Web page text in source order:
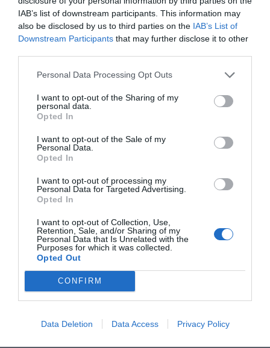
IAB’s list of downstream participants. This information may
also be disclosed by us to third parties on the IAB’s List of
Downstream Participants that may further disclose it to other
Personal Data Processing Opt Outs
I want to opt-out of the Sharing of my
personal data.
Opted In
I want to opt-out of the Sale of my
Personal Data.
Opted In
I want to opt-out of processing my
Personal Data for Targeted Advertising.
Opted In
I want to opt-out of Collection, Use,
Retention, Sale, and/or Sharing of my
Personal Data that Is Unrelated with the
Purposes for which it was collected.
Opted Out
CONFIRM
Data Deletion Data Access Privacy Policy
normativa urbanística valenciana (TRLOTUP) permet
de forma excepcional per la seua idoneïtat funcional i
El projecte tècnic presentat als grups municipals
contempla la construcció d'un tanatori-crematori
íntegrament en planta baixa, amb una superfície
disposarà de sales de vetla, sala multicultes, zones
administratives, cafeteria i un forn crematori
dimensionat per a menys de 350 incineracions anuals.
La inversió estimada per a l'execució de les obres
supera el milió d'euros i preveu complir rigorosament
amb el Decret 228/2018 del Consell sobre el control
d'emissions a l'atmosfera.